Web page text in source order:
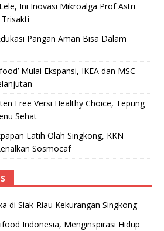
Ini Inovasi Mikroalga Prof Astri
Pangan Aman Bisa Dalam
Mulai Ekspansi, IKEA dan MSC
Free Versi Healthy Choice, Tepung
Sehat
Latih Olah Singkong, KKN
Sosmocaf
di Siak-Riau Kekurangan Singkong
Indonesia, Menginspirasi Hidup